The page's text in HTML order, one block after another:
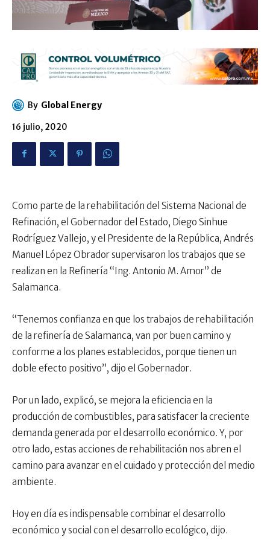
By Global Energy
16 julio, 2020
Como parte de la rehabilitación del Sistema Nacional de
Refinación, el Gobernador del Estado, Diego Sinhue
Rodríguez Vallejo, y el Presidente de la República, Andrés
Manuel López Obrador supervisaron los trabajos que se
realizan en la Refinería “Ing. Antonio M. Amor” de
Salamanca.
“Tenemos confianza en que los trabajos de rehabilitación
de la refinería de Salamanca, van por buen camino y
conforme a los planes establecidos, porque tienen un
doble efecto positivo”, dijo el Gobernador.
Por un lado, explicó, se mejora la eficiencia en la
producción de combustibles, para satisfacer la creciente
demanda generada por el desarrollo económico. Y, por
otro lado, estas acciones de rehabilitación nos abren el
camino para avanzar en el cuidado y protección del medio
ambiente.
Hoy en día es indispensable combinar el desarrollo
económico y social con el desarrollo ecológico, dijo.